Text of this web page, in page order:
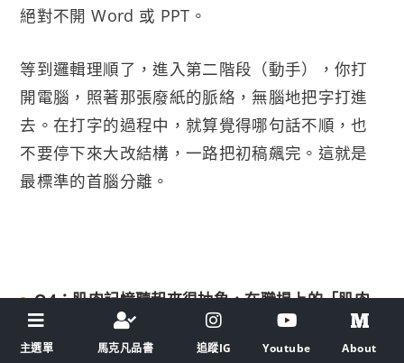
絕對不開 Word 或 PPT。
等到邏輯理順了，進入第二階段（動手），你打
開電腦，照著那張廢紙的脈絡，無腦地把字打進
去。在打字的過程中，就算覺得哪句話不順，也
不要停下來大改結構，一路把初稿飆完。這就是
最標準的首腦分離。
Q4：肌肉記憶聽起來很抽象，在職場上的「肌肉
記憶」到底是指什麼？
主選單 馬克凡品書 追蹤IG Youtube About